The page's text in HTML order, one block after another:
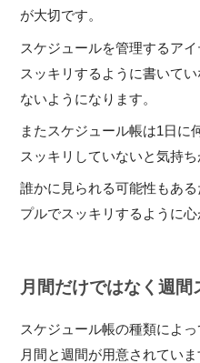
が大切です。
スケジュールを管理するア
スッキリするように書いて
ないようになります。
またスケジュール帳は1日に
スッキリしていないと気持ち
誰かに見られる可能性もあ
プルでスッキリするように心
月間だけではなく週間
スケジュール帳の種類によ
月間と週間が用意されていま